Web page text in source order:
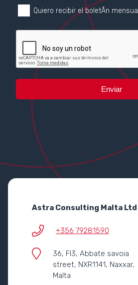
Quiero recibir el boletÃ­n mensual
Astra Consulting Malta Ltd
+356 79281590
36, Fl3, Abbate savoia
street, NXR1141, Naxxar,
Malta